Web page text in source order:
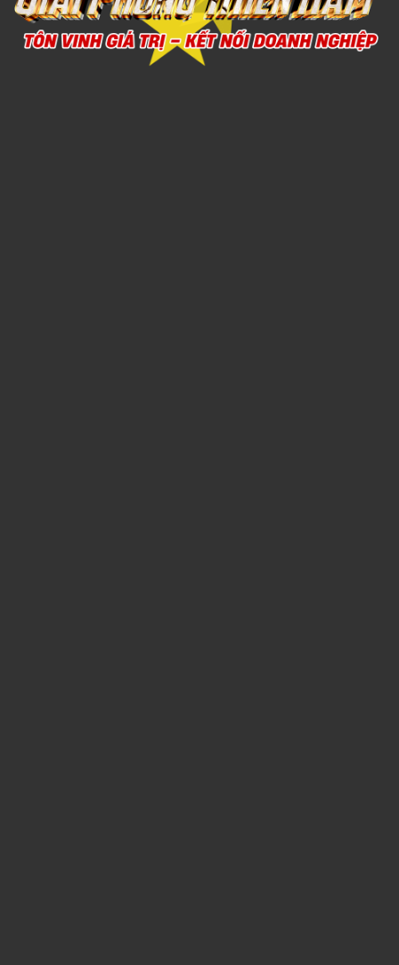
Xem chi tiết
Bình giữ nhiệt inox 316 Elmich EL8311MB dung tích 800ml